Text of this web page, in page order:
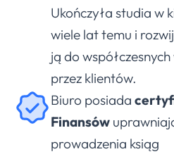
Ukończyła studia w
wiele lat temu i
ją do
przez klientów.
Biuro posiada
Finansów
prowadzenia ksiąg